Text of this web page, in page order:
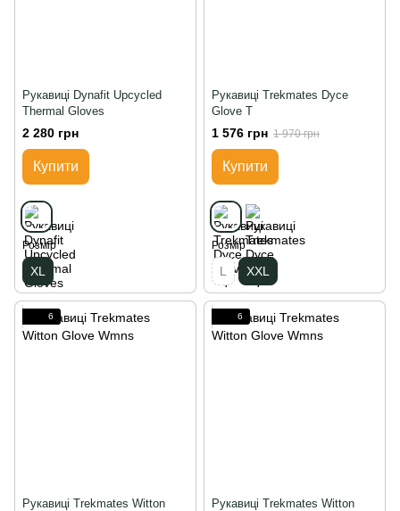
Рукавиці Dynafit Upcycled
Thermal Gloves
2 280 грн
Купити
Розмір
XL
Рукавиці Trekmates Dyce
Glove T
1 576 грн 1 970 грн
Купити
Розмір
L XXL
6
Рукавиці Trekmates Witton
6
Рукавиці Trekmates Witton